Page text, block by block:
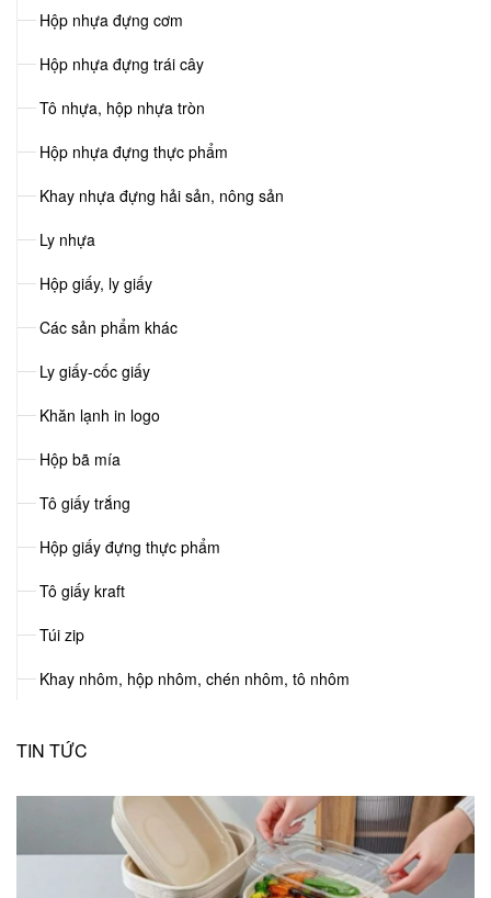
Hộp nhựa đựng cơm
Hộp nhựa đựng trái cây
Tô nhựa, hộp nhựa tròn
Hộp nhựa đựng thực phẩm
Khay nhựa đựng hải sản, nông sản
Ly nhựa
Hộp giấy, ly giấy
Các sản phẩm khác
Ly giấy-cốc giấy
Khăn lạnh in logo
Hộp bã mía
Tô giấy trắng
Hộp giấy đựng thực phẩm
Tô giấy kraft
Túi zip
Khay nhôm, hộp nhôm, chén nhôm, tô nhôm
TIN TỨC